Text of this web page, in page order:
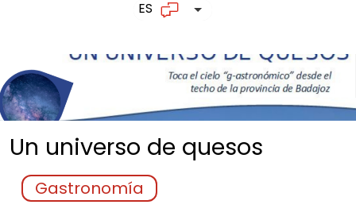
ES Lista adicional de
Un universo de quesos
Gastronomía